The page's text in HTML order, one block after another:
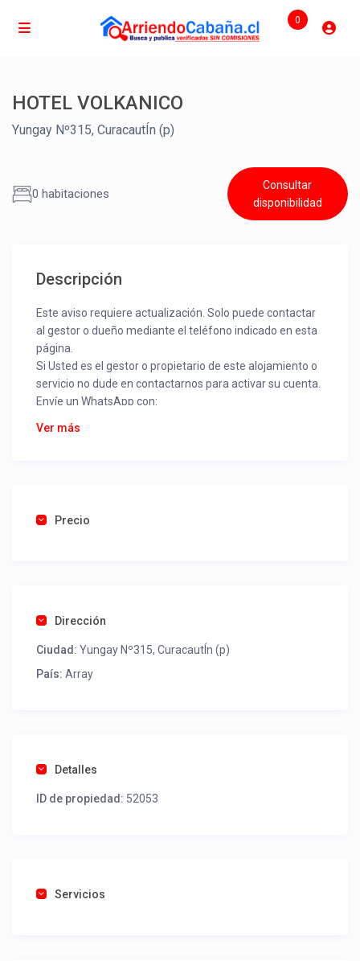
0
HOTEL VOLKANICO
Yungay Nº315, CuracautÍn (p)
0 habitaciones
Consultar
disponibilidad
Descripción
Este aviso requiere actualización. Solo puede contactar
al gestor o dueño mediante el teléfono indicado en esta
página.
Si Usted es el gestor o propietario de este alojamiento o
servicio no dude en contactarnos para activar su cuenta.
Envíe un WhatsApp con:
Nombre alojamiento o servicio
Una foto de cuenta de luz o agua o gas que acredite
como un profesional sin COMISIONES ni ESTAFAS.
Tel contacto propiedad: (56) 956175229
Ver más
Precio
Dirección
Ciudad: Yungay Nº315, CuracautÍn (p)
País: Array
Detalles
ID de propiedad: 52053
Servicios